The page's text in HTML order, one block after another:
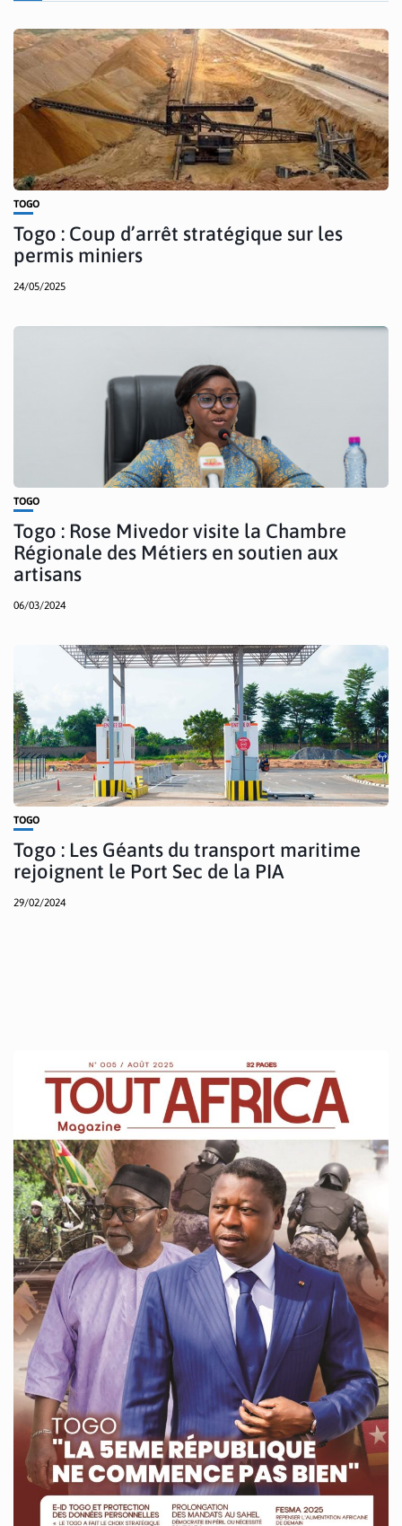
TOGO
Togo : Coup d’arrêt stratégique sur les
permis miniers
24/05/2025
TOGO
Togo : Rose Mivedor visite la Chambre
Régionale des Métiers en soutien aux
artisans
06/03/2024
TOGO
Togo : Les Géants du transport maritime
rejoignent le Port Sec de la PIA
29/02/2024